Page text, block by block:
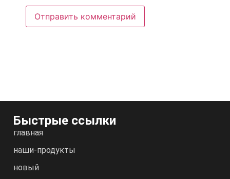
Быстрые ссылки
главная
наши-продукты
новый